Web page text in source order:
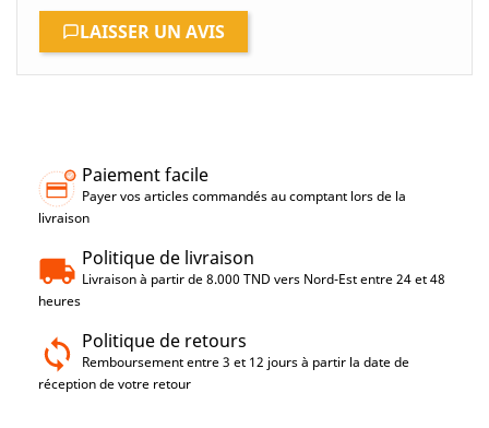
LAISSER UN AVIS
Paiement facile
Payer vos articles commandés au comptant lors de la
livraison
Politique de livraison
Livraison à partir de 8.000 TND vers Nord-Est entre 24 et 48
heures
Politique de retours
Remboursement entre 3 et 12 jours à partir la date de
réception de votre retour